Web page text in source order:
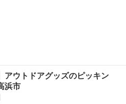
アウトドアグッズのピッキン
浜市